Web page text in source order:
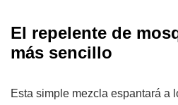
El repelente de
más sencillo
Esta simple mezcla espantará a